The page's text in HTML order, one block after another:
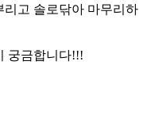
고 솔로닦아 마무리하
궁금합니다!!!